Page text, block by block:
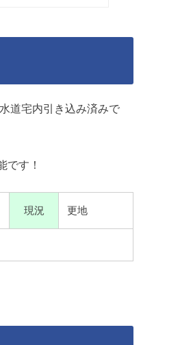
道宅内引き込み済みで
です！
現況 更地